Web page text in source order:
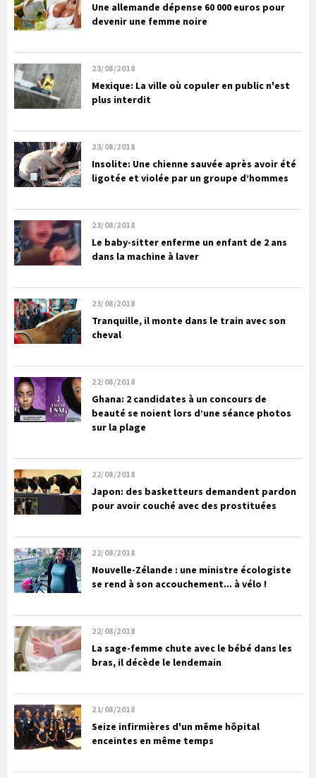
Une allemande dépense 60 000 euros pour
devenir une femme noire
23/08/2018
Mexique: La ville où copuler en public n'est
plus interdit
23/08/2018
Insolite: Une chienne sauvée après avoir été
ligotée et violée par un groupe d’hommes
23/08/2018
Le baby-sitter enferme un enfant de 2 ans
dans la machine à laver
23/08/2018
Tranquille, il monte dans le train avec son
cheval
22/08/2018
Ghana: 2 candidates à un concours de
beauté se noient lors d’une séance photos
sur la plage
22/08/2018
Japon: des basketteurs demandent pardon
pour avoir couché avec des prostituées
22/08/2018
Nouvelle-Zélande : une ministre écologiste
se rend à son accouchement... à vélo !
22/08/2018
La sage-femme chute avec le bébé dans les
bras, il décède le lendemain
21/08/2018
Seize infirmières d'un même hôpital
enceintes en même temps